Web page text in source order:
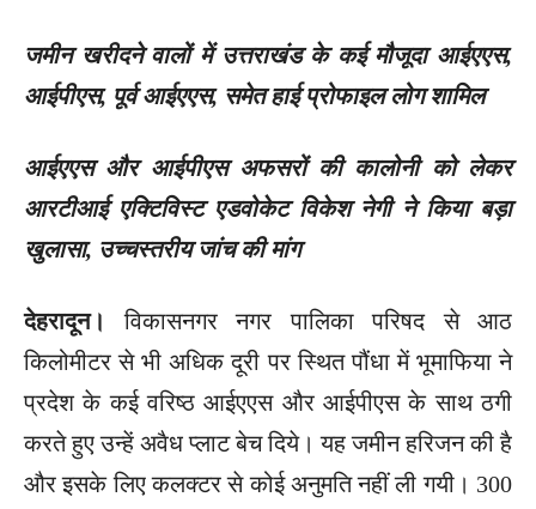
जमीन खरीदने वालों में उत्तराखंड के कई मौजूदा आईएएस,
आईपीएस, पूर्व आईएएस, समेत हाई प्रोफाइल लोग शामिल
आईएएस और आईपीएस अफसरों की कालोनी को लेकर
आरटीआई एक्टिविस्ट एडवोकेट विकेश नेगी ने किया बड़ा
खुलासा, उच्चस्तरीय जांच की मांग
देहरादून।
विकासनगर नगर पालिका परिषद से आठ
किलोमीटर से भी अधिक दूरी पर स्थित पौंधा में भूमाफिया ने
प्रदेश के कई वरिष्ठ आईएएस और आईपीएस के साथ ठगी
करते हुए उन्हें अवैध प्लाट बेच दिये। यह जमीन हरिजन की है
और इसके लिए कलक्टर से कोई अनुमति नहीं ली गयी। 300